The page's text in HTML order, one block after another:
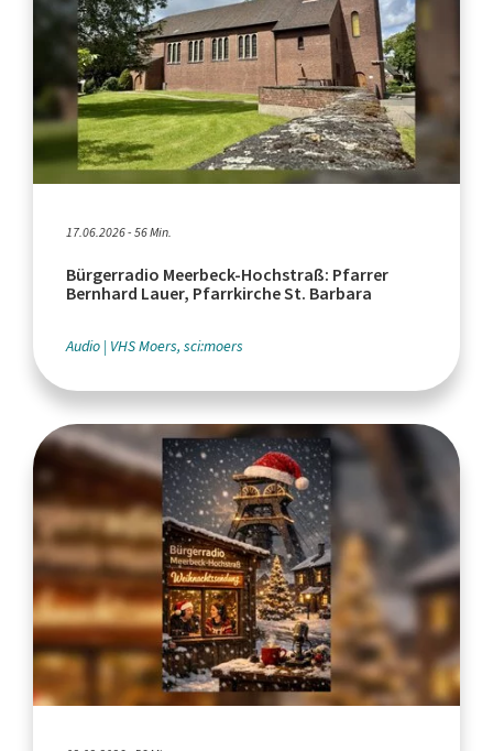
17.06.2026 - 56 Min.
Bürgerradio Meerbeck-Hochstraß: Pfarrer
Bernhard Lauer, Pfarrkirche St. Barbara
Audio VHS Moers, sci:moers